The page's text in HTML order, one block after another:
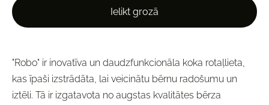
Ielikt grozā
"Robo" ir inovatīva un daudzfunkcionāla koka rotaļlieta,
kas īpaši izstrādāta, lai veicinātu bērnu radošumu un
iztēli. Tā ir izgatavota no augstas kvalitātes bērza